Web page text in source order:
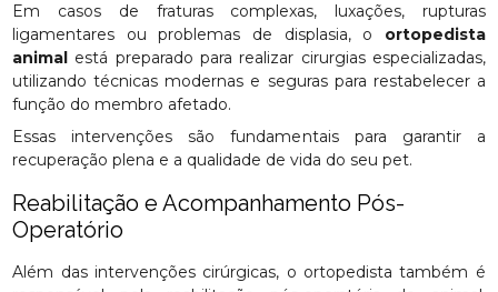
Em casos de fraturas complexas, luxações, rupturas
ligamentares ou problemas de displasia, o ortopedista
animal está preparado para realizar cirurgias especializadas,
utilizando técnicas modernas e seguras para restabelecer a
função do membro afetado.
Essas intervenções são fundamentais para garantir a
recuperação plena e a qualidade de vida do seu pet.
Reabilitação e Acompanhamento Pós-
Operatório
Além das intervenções cirúrgicas, o ortopedista também é